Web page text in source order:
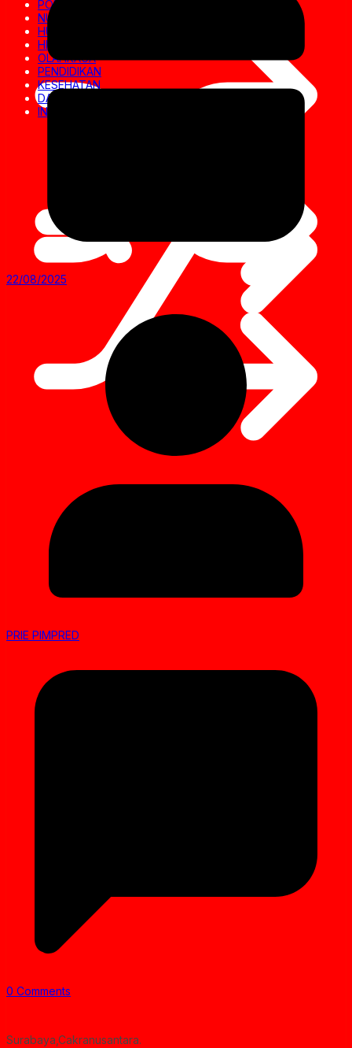
POLITIK
NUSANTARA
HUKRIM
HIBURAN
OLAHRAGA
PENDIDIKAN
KESEHATAN
DAERAH
INVESTIGASI
22/08/2025
PRIE PIMPRED
0 Comments
Surabaya,Cakranusantara.